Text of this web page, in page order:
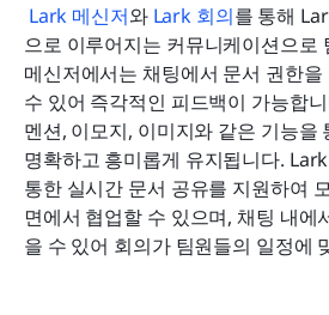
Lark 메신저와 Lark 회의를 통해
으로 이루어지는 커뮤니케이션으로
메신저에서는 채팅에서 문서 권한
수 있어 즉각적인 피드백이 가능합
멘션, 이모지, 이미지와 같은 기능을
명확하고 흥미롭게 유지됩니다.
통한 실시간 문서 공유를 지원하여
면에서 협업할 수 있으며, 채팅 내에
을 수 있어 회의가 팀원들의 일정에